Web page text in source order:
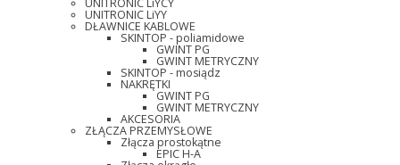
UNITRONIC LiYCY
UNITRONIC LiYY
DŁAWNICE KABLOWE
SKINTOP - poliamidowe
GWINT PG
GWINT METRYCZNY
SKINTOP - mosiądz
NAKRĘTKI
GWINT PG
GWINT METRYCZNY
AKCESORIA
ZŁĄCZA PRZEMYSŁOWE
Złącza prostokątne
EPIC H-A